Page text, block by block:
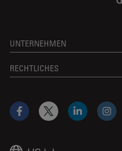
UNTERNEHMEN
RECHTLICHES
Facebook
X LinkedIn